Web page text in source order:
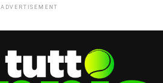
ADVERTISEMENT